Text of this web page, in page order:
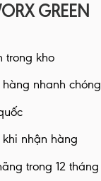
GREEN
trong kho
nhanh chóng
nhận hàng
trong 12 tháng